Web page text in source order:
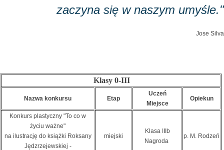
zaczyna się w naszym umyśle."
Jose Silva
Klasy 0-III
Nazwa konkursu Etap
Uczeń
Miejsce
Opiekun
Konkurs plastyczny "To co w
życiu ważne"
na ilustrację do książki Roksany
Jędzrzejewskiej -
miejski
Klasa IIIb
Nagroda
p. M. Rodzeń